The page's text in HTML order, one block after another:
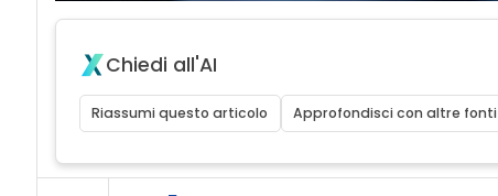
Chiedi all'AI
Riassumi questo articolo Approfondisci con altre fonti